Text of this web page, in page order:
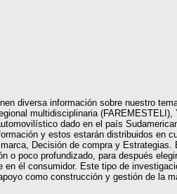
diversa información sobre nuestro
multidisciplinaria (FAREMESTELI),
dado en el país
y estos estarán distribuidos en
Decisión de compra y Estrategias.
o poco profundizado, para después
él consumidor. Este tipo de
como construcción y gestión de la